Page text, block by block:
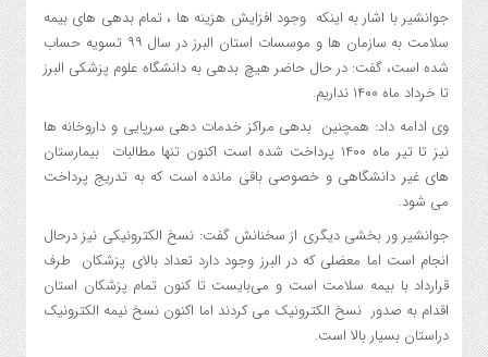
جوانشیر با اشار به اینکه وجود افزایش هزینه ها ، تمام بدهی های بیمه
سلامت به سازمان ها و موسسات استان البرز در سال ۹۹ تسویه حساب
شده است، گفت: در حال حاضر هیچ بدهی به دانشگاه علوم پزشکی البرز
تا خرداد ماه ۱۴۰۰ نداریم.
وی ادامه داد: همچنین بدهی مراکز خدمات دهی سرپایی و داروخانه ها
نیز تا تیر ماه ۱۴۰۰ پرداخت شده است اکنون تنها مطالبات بیمارستان
های غیر دانشگاهی و خصوصی باقی مانده است که به تدریج پرداخت
می شود.
جوانشیر ور بخشی دیگری از سخنانش گفت: نسخ الکترونیکی نیز درحال
انجام است اما معضلی که در البرز وجود دارد تعداد بالای پزشکان طرف
قرارداد با بیمه سلامت است و می‌بایست تا کنون تمام پزشکان استان
اقدام به صدور نسخ الکترونیک می کردند اما اکنون نسخ نیمه الکترونیک
دراستان بسیار بالا است.